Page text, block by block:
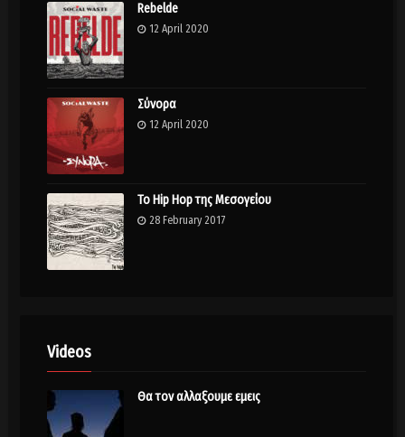
Rebelde
12 April 2020
Σύνορα
12 April 2020
Το Hip Hop της Μεσογείου
28 February 2017
Videos
Θα τον αλλαξουμε εμεις